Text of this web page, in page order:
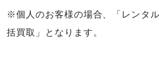
※個人のお客様の場合、「レンタ
括買取」となります。